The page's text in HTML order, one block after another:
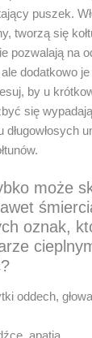
puszek.
tworzą się
pozwalają na
dodatkowo
by u
się
może
oznak,
oddech,